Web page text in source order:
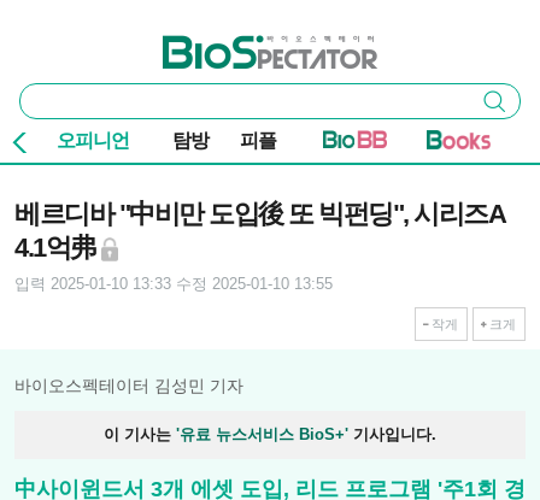
바이오스펙테이터
통
합
검
색
검색
오피니언 탐방 피플
베르디바 "中비만 도입後 또 빅펀딩", 시리즈A
4.1억弗
입력 2025-01-10 13:33 수정 2025-01-10 13:55
작게 크게
바이오스펙테이터 김성민 기자
이 기사는 '유료 뉴스서비스 BioS+' 기사입니다.
中사이윈드서 3개 에셋 도입, 리드 프로그램 '주1회 경